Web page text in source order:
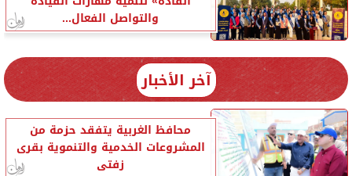
والتواصل الفعال...
آخر الأخبار
محافظ الغربية يتفقد حزمة من
المشروعات الخدمية والتنموية بقرى
زفتى